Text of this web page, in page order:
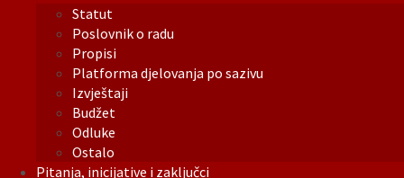
Statut
Poslovnik o radu
Propisi
Platforma djelovanja po sazivu
Izvještaji
Budžet
Odluke
Ostalo
Pitanja, inicijative i zaključci